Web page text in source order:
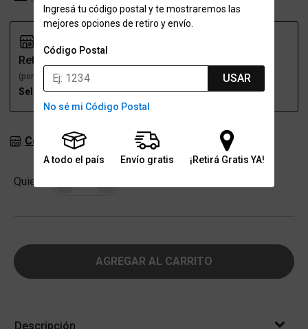
Ingresá tu código postal y te mostraremos las
mejores opciones de retiro y envío.
Código Postal
USAR
No sé mi Código Postal
A todo el país Envío gratis ¡Retirá Gratis YA!
Retiro
(por una sucursal)
Seleccioná talle Seleccioná talle
Consultar stock en sucursales
Quiero
AGREGAR AL CARRITO
Descripción